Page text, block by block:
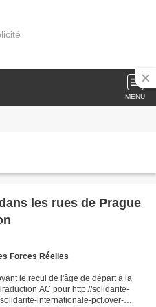
MENU
les rues de Prague
Forces Réelles
le recul de l'âge de départ à la
AC pour http://solidarite-
internationale-pcf.over-